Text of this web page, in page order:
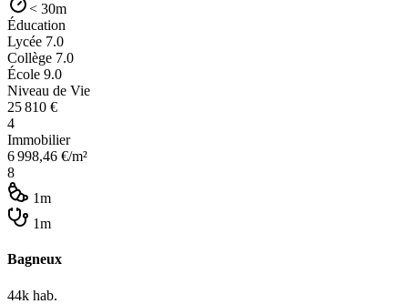
< 30m
Éducation
Lycée 7.0
Collège 7.0
École 9.0
Niveau de Vie
25 810 €
4
Immobilier
6 998,46 €/m²
8
1m
1m
Bagneux
44k hab.